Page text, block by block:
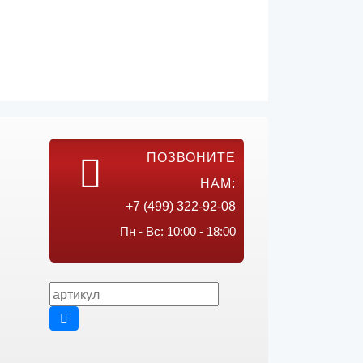
ПОЗВОНИТЕ
НАМ:
+7 (499) 322-92-08
Пн - Вс: 10:00 - 18:00